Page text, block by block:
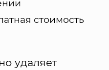
стоимость
удаляет